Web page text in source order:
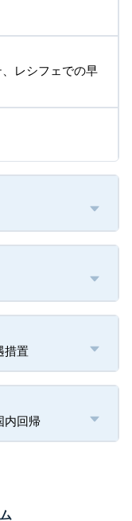
レシフェでの早
措置
内回帰